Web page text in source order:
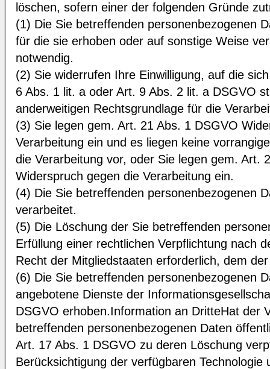
löschen, sofern einer der folgenden Gründe
(1) Die Sie betreffenden personenbezogenen
für die sie erhoben oder auf sonstige Weise
notwendig.
(2) Sie widerrufen Ihre Einwilligung, auf die
6 Abs. 1 lit. a oder Art. 9 Abs. 2 lit. a DSGVO
anderweitigen Rechtsgrundlage für die
(3) Sie legen gem. Art. 21 Abs. 1 DSGVO
Verarbeitung ein und es liegen keine
die Verarbeitung vor, oder Sie legen gem. Art.
Widerspruch gegen die Verarbeitung ein.
(4) Die Sie betreffenden personenbezogenen
verarbeitet.
(5) Die Löschung der Sie betreffenden
Erfüllung einer rechtlichen Verpflichtung nach
Recht der Mitgliedstaaten erforderlich, dem
(6) Die Sie betreffenden personenbezogenen
angebotene Dienste der
DSGVO erhoben.Information an DritteHat der
betreffenden personenbezogenen Daten
Art. 17 Abs. 1 DSGVO zu deren Löschung
Berücksichtigung der verfügbaren Technologie